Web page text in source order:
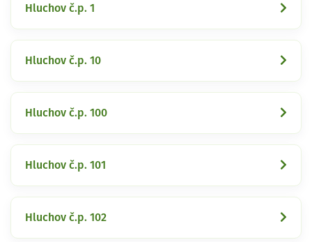
Hluchov č.p. 1
Hluchov č.p. 10
Hluchov č.p. 100
Hluchov č.p. 101
Hluchov č.p. 102